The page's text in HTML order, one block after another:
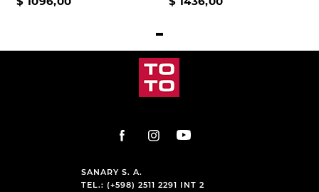
SANARY S. A.
TEL.: (+598) 2511 2291 INT 2